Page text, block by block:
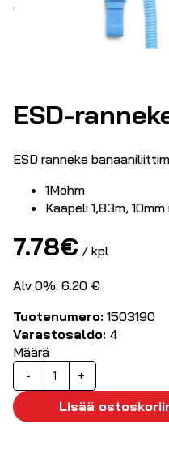
ESD-
ESD ranneke
1Mohm
Kaapeli 1,83m,
7.78€ / kpl
Alv 0%: 6.20 €
Tuotenumero: 1503190
Varastosaldo: 4
Määrä
-
ESD-
rannekesarja
määrä
+
Lisää